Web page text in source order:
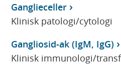
Ganglieceller
Klinisk patologi/cytologi
Gangliosid-ak (IgM, IgG)
Klinisk immunologi/